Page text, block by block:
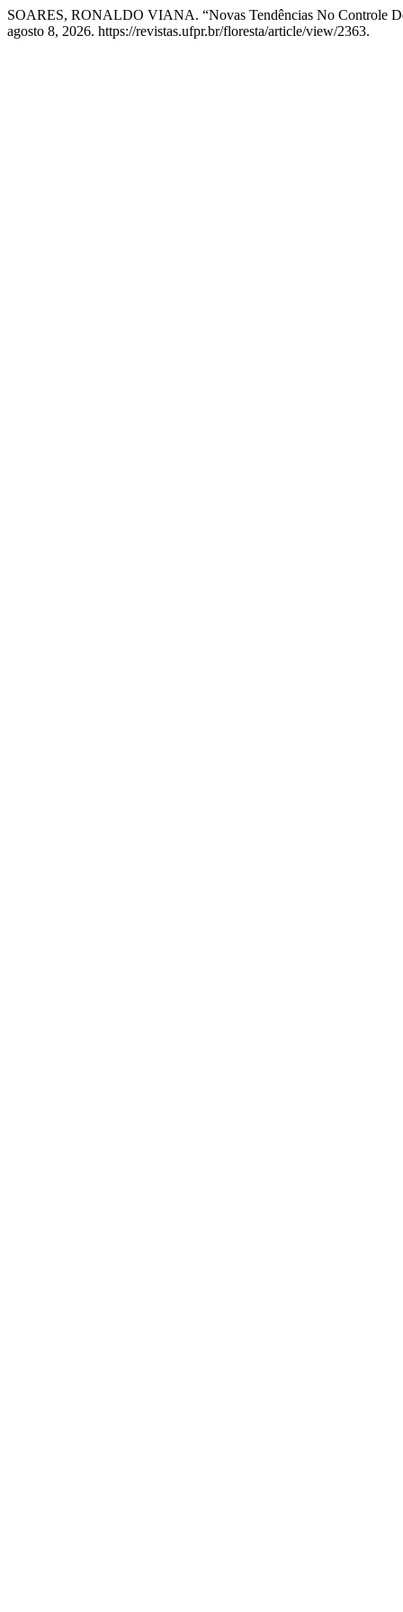
SOARES, RONALDO VIANA. “Novas Tendências No Controle
agosto 8, 2026. https://revistas.ufpr.br/floresta/article/view/2363.